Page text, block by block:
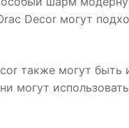
Decor могут
также могут быть
могут